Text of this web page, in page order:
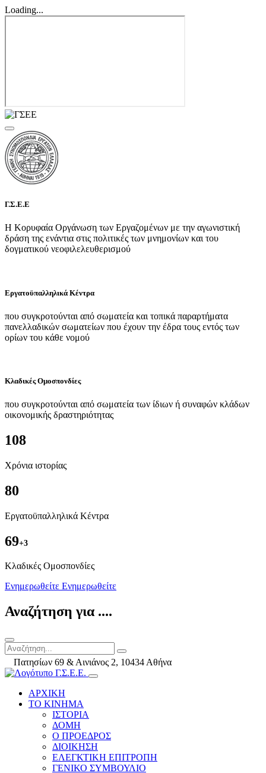
Loading...
Γ.Σ.Ε.Ε
Η Κορυφαία Οργάνωση των Εργαζομένων με την αγωνιστική
δράση της ενάντια στις πολιτικές των μνημονίων και του
δογματικού νεοφιλελευθερισμού
Εργατοϋπαλληλικά Κέντρα
που συγκροτούνται από σωματεία και τοπικά παραρτήματα
πανελλαδικών σωματείων που έχουν την έδρα τους εντός των
ορίων του κάθε νομού
Κλαδικές Ομοσπονδίες
που συγκροτούνται από σωματεία των ίδιων ή συναφών κλάδων
οικονομικής δραστηριότητας
108
Χρόνια ιστορίας
80
Εργατοϋπαλληλικά Κέντρα
69+3
Kλαδικές Ομοσπονδίες
Ενημερωθείτε Ενημερωθείτε
Αναζήτηση για ....
Πατησίων 69 & Αινιάνος 2, 10434 Αθήνα
ΑΡΧΙΚΗ
ΤΟ ΚΙΝΗΜΑ
ΙΣΤΟΡΙΑ
ΔΟΜΗ
Ο ΠΡΟΕΔΡΟΣ
ΔΙΟΙΚΗΣΗ
ΕΛΕΓΚΤΙΚΗ ΕΠΙΤΡΟΠΗ
ΓΕΝΙΚΟ ΣΥΜΒΟΥΛΙΟ